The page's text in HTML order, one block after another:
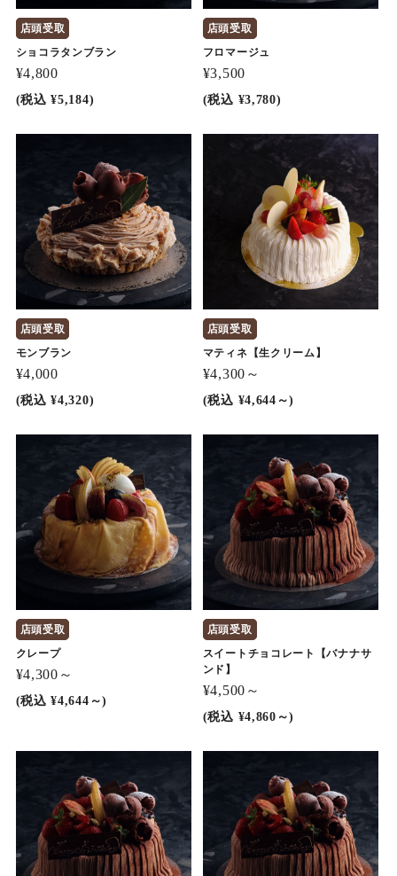
店頭受取
ショコラタンブラン
¥4,800
(税込 ¥5,184)
店頭受取
フロマージュ
¥3,500
(税込 ¥3,780)
店頭受取
モンブラン
¥4,000
(税込 ¥4,320)
店頭受取
マティネ【生クリーム】
¥4,300～
(税込 ¥4,644～)
店頭受取
クレープ
¥4,300～
(税込 ¥4,644～)
店頭受取
スイートチョコレート【バナナサ
ンド】
¥4,500～
(税込 ¥4,860～)